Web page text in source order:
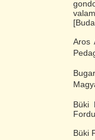
Aros
Büki
Büki